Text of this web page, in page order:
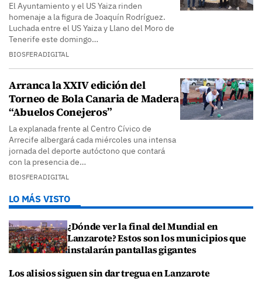
El Ayuntamiento y el US Yaiza rinden
homenaje a la figura de Joaquín Rodríguez.
Luchada entre el US Yaiza y Llano del Moro de
Tenerife este domingo…
BIOSFERADIGITAL
Arranca la XXIV edición del
Torneo de Bola Canaria de Madera
“Abuelos Conejeros”
La explanada frente al Centro Cívico de
Arrecife albergará cada miércoles una intensa
jornada del deporte autóctono que contará
con la presencia de…
BIOSFERADIGITAL
LO MÁS VISTO
¿Dónde ver la final del Mundial en
Lanzarote? Estos son los municipios que
instalarán pantallas gigantes
Los alisios siguen sin dar tregua en Lanzarote